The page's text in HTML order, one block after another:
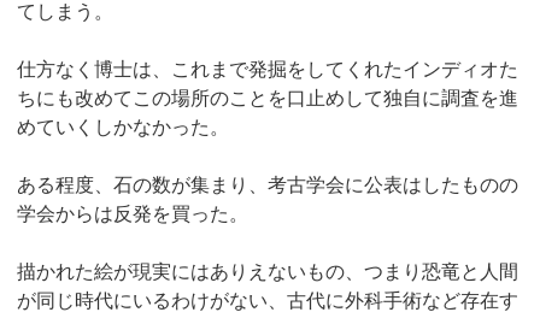
てしまう。
仕方なく博士は、これまで発掘をしてくれたインディオた
ちにも改めてこの場所のことを口止めして独自に調査を進
めていくしかなかった。
ある程度、石の数が集まり、考古学会に公表はしたものの
学会からは反発を買った。
描かれた絵が現実にはありえないもの、つまり恐竜と人間
が同じ時代にいるわけがない、古代に外科手術など存在す